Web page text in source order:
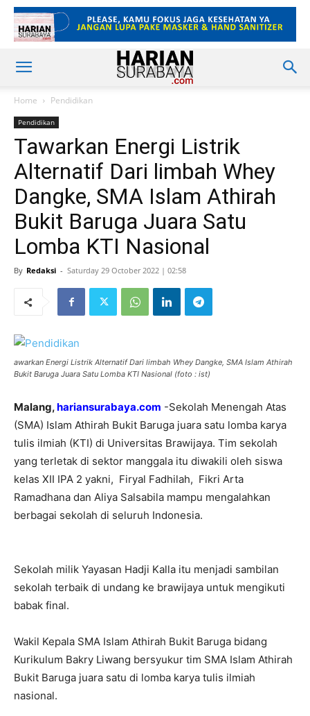
Home Pendidikan
Pendidikan
Tawarkan Energi Listrik
Alternatif Dari limbah Whey
Dangke, SMA Islam Athirah
Bukit Baruga Juara Satu
Lomba KTI Nasional
By Redaksi - Saturday 29 October 2022 | 02:58
awarkan Energi Listrik Alternatif Dari limbah Whey Dangke, SMA Islam Athirah
Bukit Baruga Juara Satu Lomba KTI Nasional (foto : ist)
Malang,hariansurabaya.com -Sekolah Menengah Atas
(SMA) Islam Athirah Bukit Baruga juara satu lomba karya
tulis ilmiah (KTI) di Universitas Brawijaya. Tim sekolah
yang terletak di sektor manggala itu diwakili oleh siswa
kelas XII IPA 2 yakni, Firyal Fadhilah, Fikri Arta
Ramadhana dan Aliya Salsabila mampu mengalahkan
berbagai sekolah di seluruh Indonesia.
Sekolah milik Yayasan Hadji Kalla itu menjadi sambilan
sekolah terbaik di undang ke brawijaya untuk mengikuti
babak final.
Wakil Kepala SMA Islam Athirah Bukit Baruga bidang
Kurikulum Bakry Liwang bersyukur tim SMA Islam Athirah
Bukit Baruga juara satu di lomba karya tulis ilmiah
nasional.